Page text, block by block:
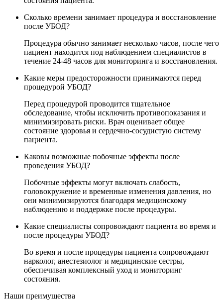
Сколько времени занимает процедура и восстановление
после УБОД?
Процедура обычно занимает несколько часов, после чего
пациент находится под наблюдением специалистов в
течение 24-48 часов для мониторинга и восстановления.
Какие меры предосторожности принимаются перед
процедурой УБОД?
Перед процедурой проводится тщательное
обследование, чтобы исключить противопоказания и
минимизировать риски. Врач оценивает общее
состояние здоровья и сердечно-сосудистую систему
пациента.
Каковы возможные побочные эффекты после
проведения УБОД?
Побочные эффекты могут включать слабость,
головокружение и временные изменения давления, но
они минимизируются благодаря медицинскому
наблюдению и поддержке после процедуры.
Какие специалисты сопровождают пациента во время и
после процедуры УБОД?
Во время и после процедуры пациента сопровождают
нарколог, анестезиолог и медицинские сестры,
обеспечивая комплексный уход и мониторинг
состояния.
Наши преимущества